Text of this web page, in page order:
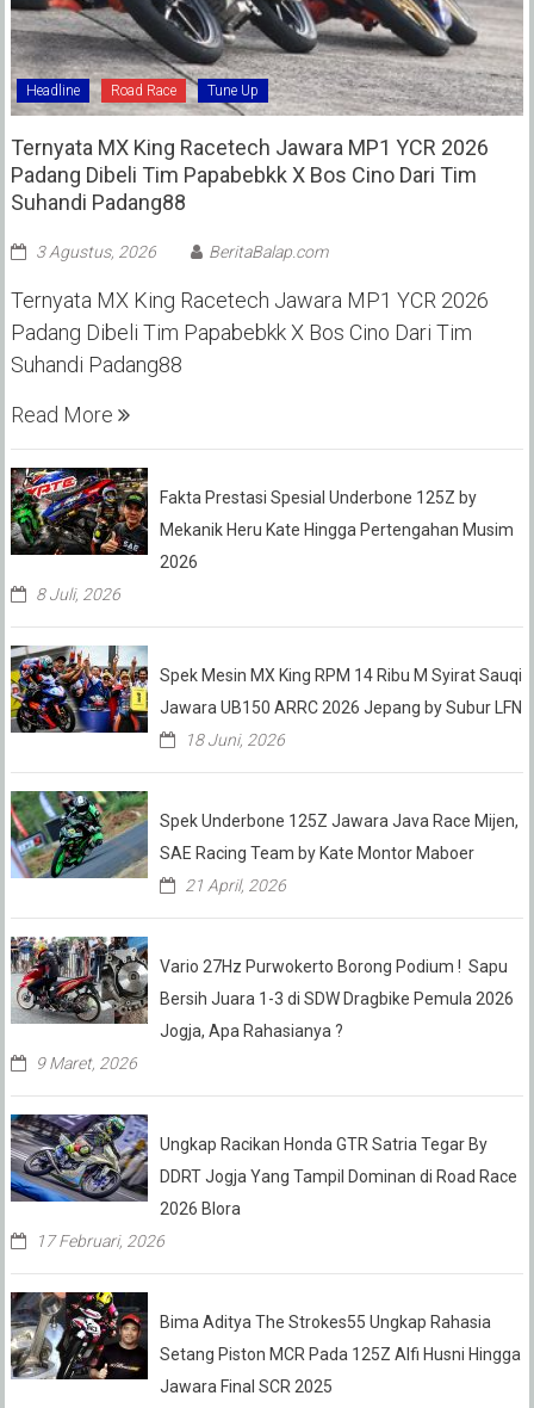
Headline Road Race Tune Up
Ternyata MX King Racetech Jawara MP1 YCR 2026
Padang Dibeli Tim Papabebkk X Bos Cino Dari Tim
Suhandi Padang88
3 Agustus, 2026 BeritaBalap.com
Ternyata MX King Racetech Jawara MP1 YCR 2026
Padang Dibeli Tim Papabebkk X Bos Cino Dari Tim
Suhandi Padang88
Read More
Fakta Prestasi Spesial Underbone 125Z by
Mekanik Heru Kate Hingga Pertengahan Musim
2026
8 Juli, 2026
Spek Mesin MX King RPM 14 Ribu M Syirat Sauqi
Jawara UB150 ARRC 2026 Jepang by Subur LFN
18 Juni, 2026
Spek Underbone 125Z Jawara Java Race Mijen,
SAE Racing Team by Kate Montor Maboer
21 April, 2026
Vario 27Hz Purwokerto Borong Podium ! Sapu
Bersih Juara 1-3 di SDW Dragbike Pemula 2026
Jogja, Apa Rahasianya ?
9 Maret, 2026
Ungkap Racikan Honda GTR Satria Tegar By
DDRT Jogja Yang Tampil Dominan di Road Race
2026 Blora
17 Februari, 2026
Bima Aditya The Strokes55 Ungkap Rahasia
Setang Piston MCR Pada 125Z Alfi Husni Hingga
Jawara Final SCR 2025